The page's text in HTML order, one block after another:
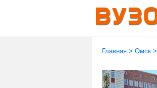
Главная > Омск >